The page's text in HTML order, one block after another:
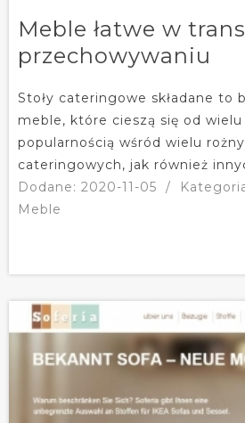
Meble łatwe w
przechowywaniu
Stoły cateringowe składane to
meble, które cieszą się od wielu
popularnością wśród wielu
cateringowych, jak również
Dodane: 2020-11-05
/
Meble